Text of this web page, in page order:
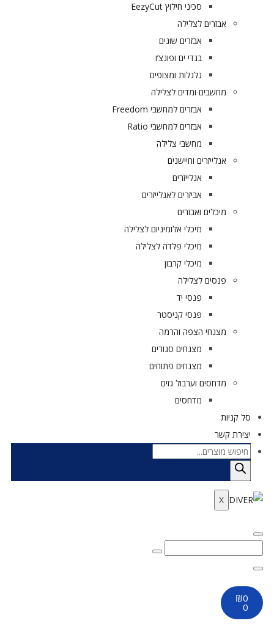
סכיני חילוץ EezyCut
אבזרים לצלילה
אבזרים שונים
בגדי ים ופונצ’ו
גלגלות ומצופים
מחשבים ומדים לצלילה
אבזרים למחשבי Freedom
אבזרים למחשבי Ratio
מחשבי צלילה
אנלייזרים וחיישנים
אנלייזרים
אביזרים לאנלייזרים
מיכלים ואבזרים
מיכלי אלומיניום לצלילה
מיכלי פלדה לצלילה
מיכלי קרבון
פנסים לצלילה
פנסי יד
פנסי קניסטר
מצנחי הצפה והרמה
מצנחים סגורים
מצנחים פתוחים
מדחסים וערבול גזים
מדחסים
סל קניות
יצירת קשר
X
₪0
0